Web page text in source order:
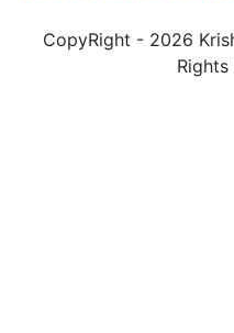
CopyRight - 2026
Rights